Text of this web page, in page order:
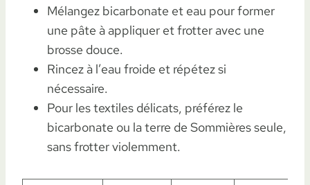
Mélangez bicarbonate et eau pour former
une pâte à appliquer et frotter avec une
brosse douce.
Rincez à l’eau froide et répétez si
nécessaire.
Pour les textiles délicats, préférez le
bicarbonate ou la terre de Sommières seule,
sans frotter violemment.